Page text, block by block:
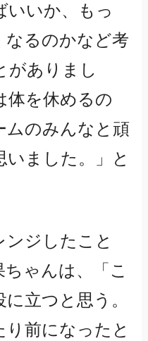
いいか、もっ
なるのかなど考
がありまし
体を休めるの
ムのみんなと頑
ました。」と
ンジしたこと
ゃんは、「こ
立つと思う。
前になったと